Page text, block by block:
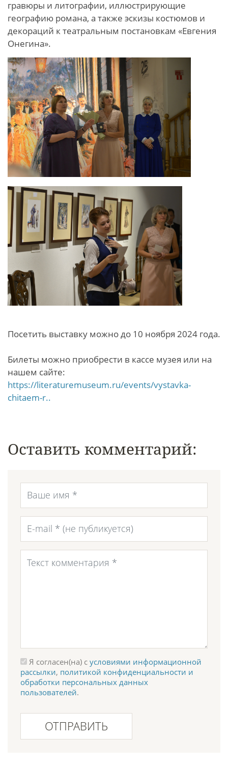
гравюры и литографии, иллюстрирующие
географию романа, а также эскизы костюмов и
декораций к театральным постановкам «Евгения
Онегина».
Посетить выставку можно до 10 ноября 2024 года.
Билеты можно приобрести в кассе музея или на
нашем сайте:
https://literaturemuseum.ru/events/vystavka-
chitaem-r..
Оставить комментарий:
Я согласен(на) с условиями информационной
рассылки, политикой конфиденциальности и
обработки персональных данных
пользователей.
ОТПРАВИТЬ